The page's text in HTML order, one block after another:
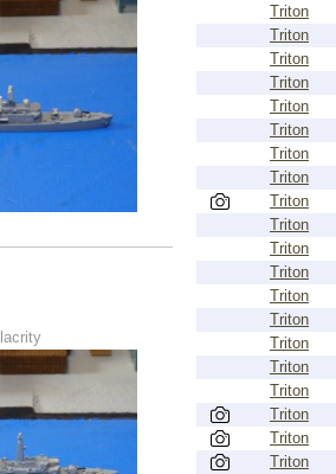
Triton
Triton
Triton
Triton
Triton
Triton
Triton
Triton
Triton
Triton
Triton
Triton
Triton
Triton
Triton
Triton
Triton
Triton
Triton
Triton